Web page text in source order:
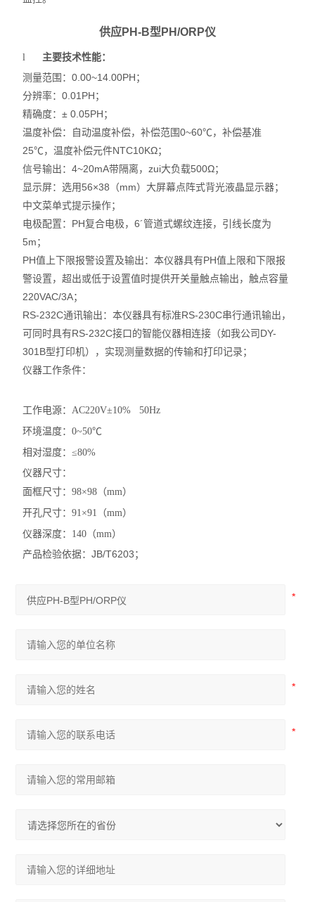
供应PH-B型PH/ORP仪
l 主要技术性能：
测量范围：0.00~14.00PH；
分辨率：0.01PH；
精确度：± 0.05PH；
温度补偿：自动温度补偿，补偿范围0~60℃，补偿基准
25℃，温度补偿元件NTC10KΩ；
信号输出：4~20mA带隔离，zui大负载500Ω；
显示屏：选用56×38（mm）大屏幕点阵式背光液晶显示器；
中文菜单式提示操作；
电极配置：PH复合电极，6´管道式螺纹连接，引线长度为
5m；
PH值上下限报警设置及输出：本仪器具有PH值上限和下限报
警设置，超出或低于设置值时提供开关量触点输出，触点容量
220VAC/3A；
RS-232C通讯输出：本仪器具有标准RS-230C串行通讯输出，
可同时具有RS-232C接口的智能仪器相连接（如我公司DY-
301B型打印机），实现测量数据的传输和打印记录；
仪器工作条件：
工作电源：AC220V±10% 50Hz
环境温度：0~50℃
相对湿度：≤80%
仪器尺寸：
面框尺寸：98×98（mm）
开孔尺寸：91×91（mm）
仪器深度：140（mm）
产品检验依据：JB/T6203；